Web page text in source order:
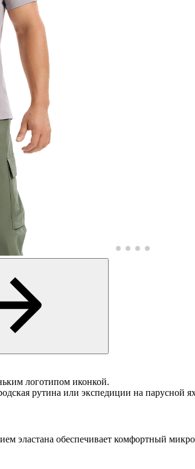
логотипом иконкой.
рутина или экспедиции на парусной
эластана обеспечивает комфортный